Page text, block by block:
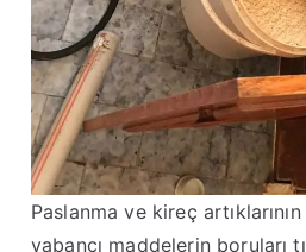
Paslanma ve kireç artıklarının
yabancı maddelerin boruları